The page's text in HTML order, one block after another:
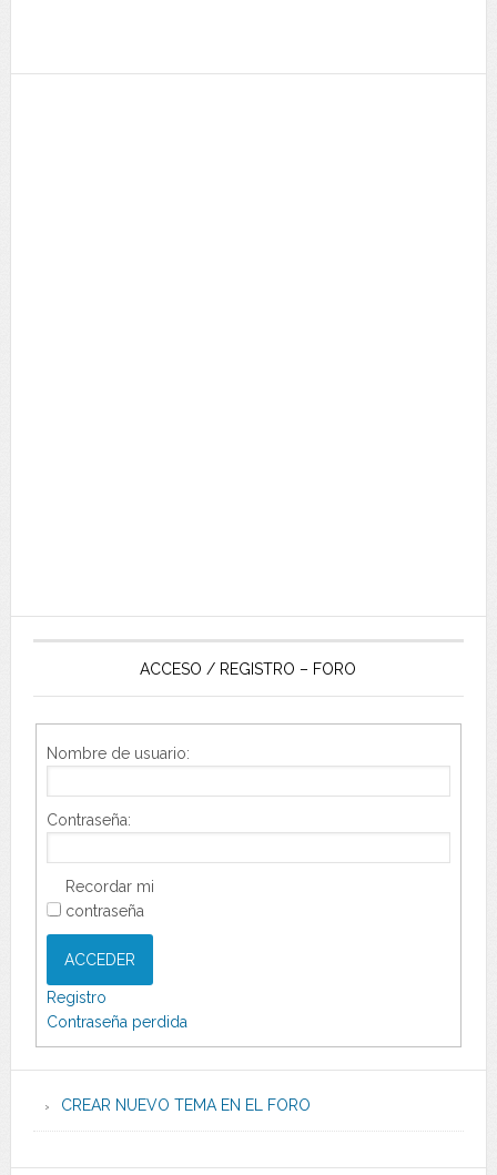
ACCESO / REGISTRO – FORO
Nombre de usuario:
Contraseña:
Recordar mi
contraseña
ACCEDER
Registro
Contraseña perdida
CREAR NUEVO TEMA EN EL FORO